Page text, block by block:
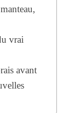
vrai
avant